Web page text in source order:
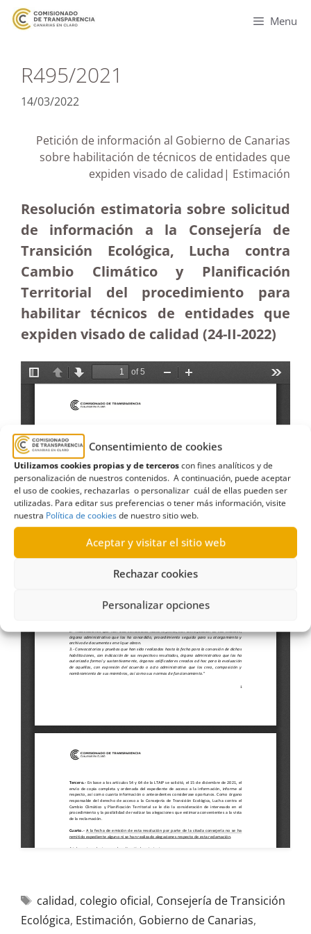
Consentimiento de cookies
Utilizamos cookies propias y de terceroscon fines analíticos y de
personalización de nuestros contenidos. A continuación, puede aceptar
el uso de cookies, rechazarlas o personalizar cuál de ellas pueden ser
utilizadas. Para editar sus preferencias o tener más información, visite
nuestra Política de cookiesde nuestro sitio web.
Aceptar y visitar el sitio web
Rechazar cookies
Personalizar opciones
Menu
R495/2021
14/03/2022
Petición de información al Gobierno de Canarias
sobre habilitación de técnicos de entidades que
expiden visado de calidad| Estimación
Resolución estimatoria sobre solicitud
de información a la Consejería de
Transición Ecológica, Lucha contra
Cambio Climático y Planificación
Territorial del procedimiento para
habilitar técnicos de entidades que
expiden visado de calidad (24-II-2022)
calidad, colegio oficial, Consejería de Transición
Ecológica, Estimación, Gobierno de Canarias,